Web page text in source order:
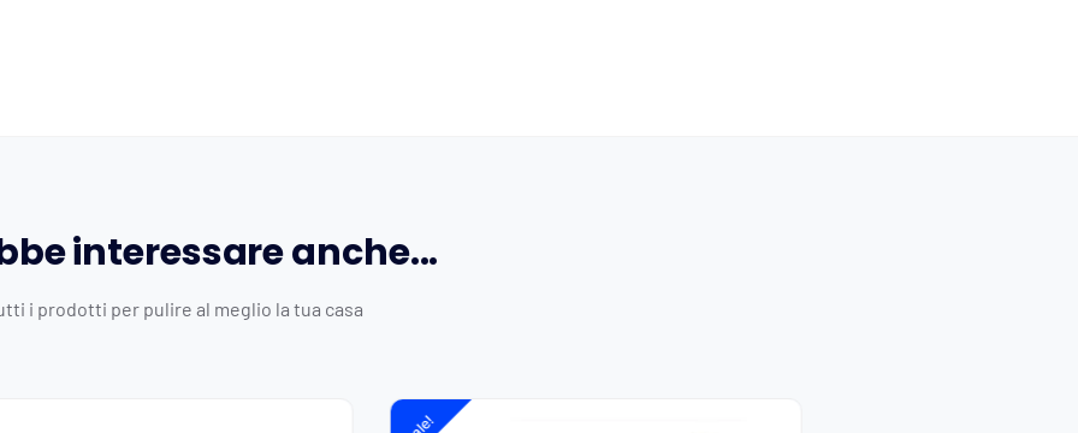
interessare anche...
i prodotti per pulire al meglio la tua casa
Il
prezzo
Il